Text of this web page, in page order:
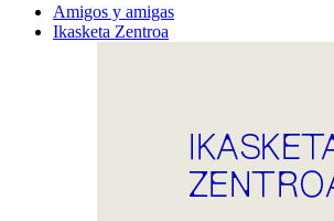
Amigos y amigas
Ikasketa Zentroa